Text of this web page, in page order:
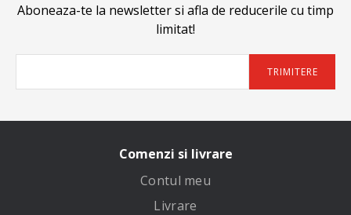
Aboneaza-te la newsletter si afla de reducerile cu timp
limitat!
TRIMITERE
Comenzi si livrare
Contul meu
Livrare